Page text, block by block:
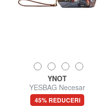
YNOT
YESBAG Necesar
45% REDUCERI